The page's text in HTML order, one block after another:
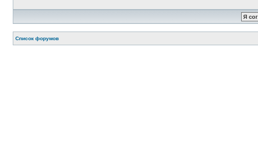
Список форумов